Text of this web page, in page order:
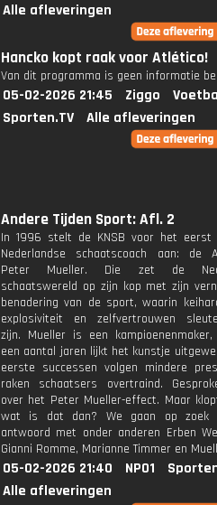
Alle afleveringen
Hancko kopt raak voor Atlético!
Van dit programma is geen informatie
05-02-2026 21:45 Ziggo
Sporten.TV
Alle afleveringen
Andere Tijden Sport: Afl. 2
In 1996 stelt de KNSB voor het eerst
Nederlandse schaatscoach aan: de
Peter Mueller. Die zet de
schaatswereld op zijn kop met zijn
benadering van de sport, waarin
explosiviteit en zelfvertrouwen
zijn. Mueller is een
een aantal jaren lijkt het kunstje
eerste successen volgen mindere
raken schaatsers overtraind.
over het Peter Mueller-effect. Maar
wat is dat dan? We gaan op zoek
antwoord met onder anderen Erben
Gianni Romme, Marianne Timmer en
05-02-2026 21:40 NPO1
Alle afleveringen